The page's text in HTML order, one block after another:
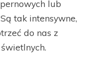
lub
tak intensywne,
do nas z